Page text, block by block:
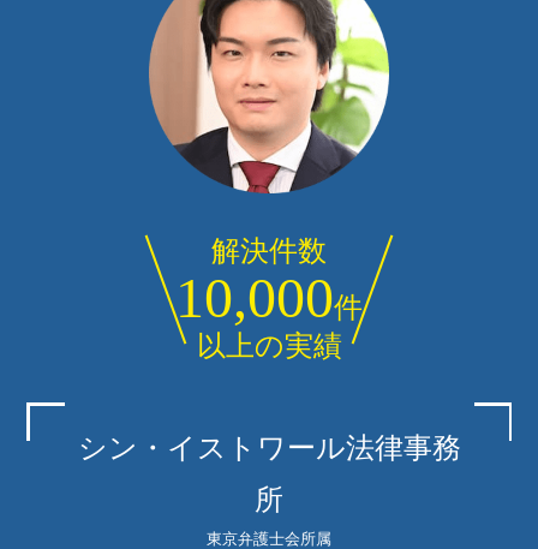
解決件数
10,000件
以上の実績
シン・イストワール法律事務
所
東京弁護士会所属